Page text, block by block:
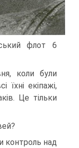
флот 6
коли були
їхні екіпажі,
Це тільки
контроль над